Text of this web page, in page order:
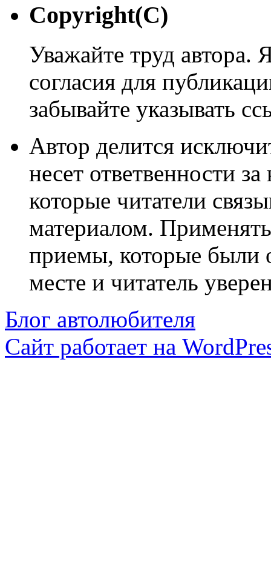
Copyright(C)
Уважайте труд автора.
согласия для
забывайте указывать
Автор делится
несет ответвенности
которые читатели
материалом.
приемы, которые были
месте и читатель
Блог автолюбителя
Сайт работает на